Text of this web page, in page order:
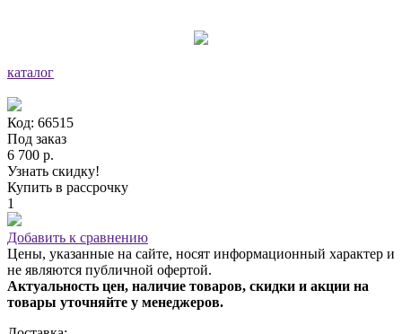
каталог
Код: 66515
Под заказ
6 700 р.
Узнать скидку!
Купить в рассрочку
1
Добавить к сравнению
Цены, указанные на сайте, носят информационный характер и
не являются публичной офертой.
Актуальность цен, наличие товаров, скидки и акции на
товары уточняйте у менеджеров.